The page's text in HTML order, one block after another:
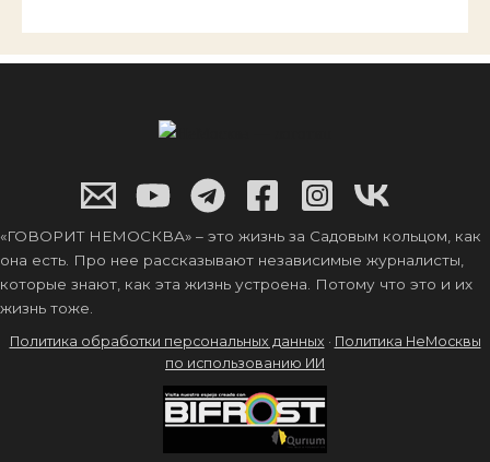
«ГОВОРИТ НЕМОСКВА» – это жизнь за Садовым кольцом, как
она есть. Про нее рассказывают независимые журналисты,
которые знают, как эта жизнь устроена. Потому что это и их
жизнь тоже.
Политика обработки персональных данных · Политика НеМосквы
по использованию ИИ